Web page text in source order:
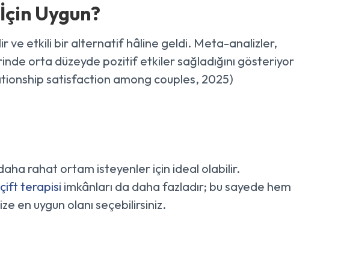
Uygun?
ve etkili bir alternatif hâline geldi. Meta-analizler,
orta düzeyde pozitif etkiler sağladığını gösteriyor
satisfaction among couples, 2025)
rahat ortam isteyenler için ideal olabilir.
terapisi imkânları da daha fazladır; bu sayede hem
en uygun olanı seçebilirsiniz.